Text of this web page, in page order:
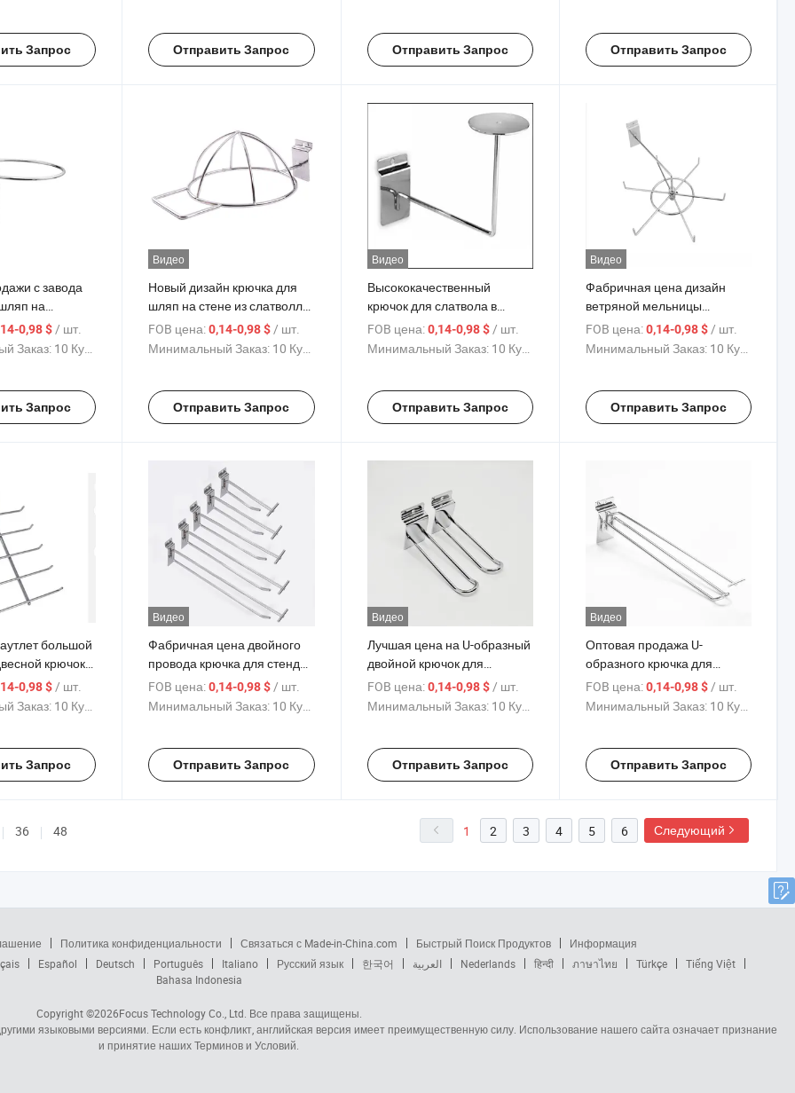
из
железа для
Запрос
железа с хромированным
покрытием для
Отправить Запрос
изготовленный из железа с
хромированным покрытием
Отправить Запрос
электропокрытием для
подвешивания на
Отправить Запрос
с завода
на
золотом,
белом цветах,
из железа с
на
0,98 $/ шт.
Заказ: 10 Куски
Запрос
Видео
Новый дизайн крючка для
шляп на стене из слатволла
в серебристом, черном,
золотом и белом цветах,
изготовленный из железа с
для подвешивания на
торцевой панели
FOB цена: 0,14-0,98 $ / шт.
Минимальный Заказ: 10 Куски
Отправить Запрос
Видео
Высококачественный
крючок для слатвола в
черном, золотом,
серебряном и белом цветах,
изготовленный из железа с
для подвешивания на
слотовой доске для
FOB цена: 0,14-0,98 $/ шт.
Минимальный Заказ: 10 Куски
Отправить Запрос
Видео
Фабричная цена дизайн
ветряной мельницы
настенный крючок в
серебристом, черном,
хромированным покрытием
для подвешивания на
FOB цена: 0,14-0,98 $/ шт.
Минимальный Заказ: 10 Куски
Отправить Запрос
большой
крючок
в
черном,
покрытием
0,98 $/ шт.
Заказ: 10 Куски
Запрос
Видео
Фабричная цена двойного
провода крючка для стенда
в серебристом, золотом,
черном и белом цветах,
для подвешивания
выставочных предметов на
FOB цена: 0,14-0,98 $/ шт.
Минимальный Заказ: 10 Куски
Отправить Запрос
Видео
Лучшая цена на U-образный
двойной крючок для
слатвола в серебристом,
черном, белом и золотом
покрытием для
подвешивания предметов
FOB цена: 0,14-0,98 $/ шт.
Минимальный Заказ: 10 Куски
Отправить Запрос
Видео
Оптовая продажа U-
образного крючка для
стенда с тремя линиями в
серебристом, черном,
хромированным покрытием
для подвешивания
FOB цена: 0,14-0,98 $/ шт.
Минимальный Заказ: 10 Куски
Отправить Запрос
36 48 1 2 3 4 5 6 Следующий
Политика конфиденциальности Связаться с Made-in-China.com Быстрый Поиск Продуктов
Информация
Español Deutsch Português Italiano Русский язык 한국어 العربية Nederlands हिन्दी ภาษาไทย Türkçe
Tiếng Việt
Bahasa Indonesia
Copyright ©2026Focus Technology Co., Ltd. Все права защищены.
языковыми версиями. Если есть конфликт, английская версия имеет преимущественную силу. Использование нашего сайта означает признание
и принятие наших Терминов и Условий.